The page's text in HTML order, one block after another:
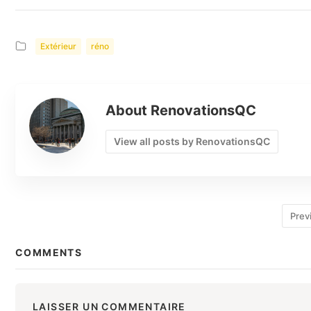
dans vos projets
verre ThinkGlass
Extérieur réno
About RenovationsQC
View all posts by RenovationsQC
COMMENTS
LAISSER UN COMMENTAIRE